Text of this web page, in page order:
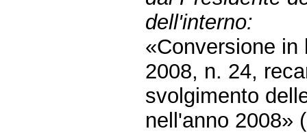
dell'interno:
«Conversione in
2008, n. 24,
svolgimento
nell'anno 2008»